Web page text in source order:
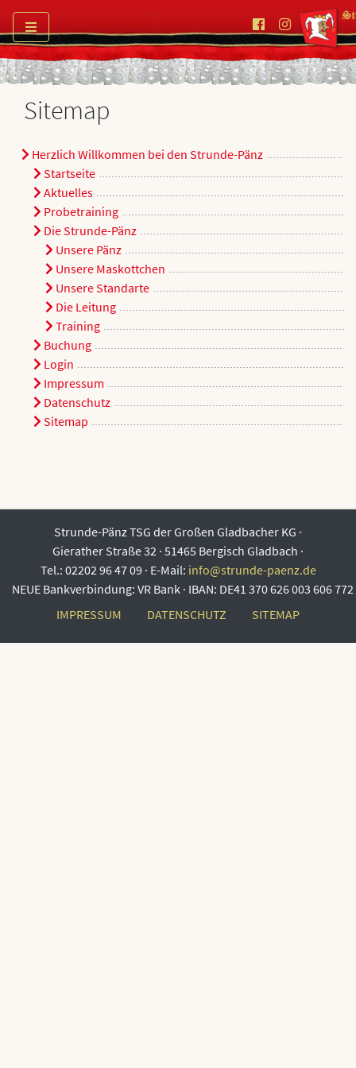
Sitemap
Herzlich Willkommen bei den Strunde-Pänz
Startseite
Aktuelles
Probetraining
Die Strunde-Pänz
Unsere Pänz
Unsere Maskottchen
Unsere Standarte
Die Leitung
Training
Buchung
Login
Impressum
Datenschutz
Sitemap
Strunde-Pänz TSG der Großen Gladbacher KG ·
Gierather Straße 32 · 51465 Bergisch Gladbach ·
Tel.: 02202 96 47 09· E-Mail: info@strunde-paenz.de
NEUE Bankverbindung: VR Bank · IBAN: DE41 370 626 003 606 772
IMPRESSUM
DATENSCHUTZ SITEMAP